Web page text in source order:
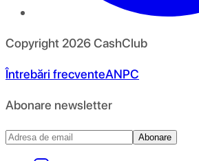
Copyright 2026CashClub
Întrebări frecventeANPC
Abonare newsletter
Abonare